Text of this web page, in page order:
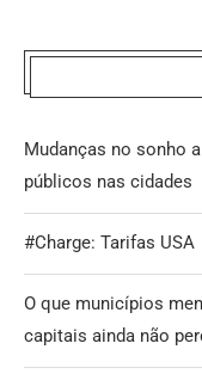
Mudanças no sonho
públicos nas cidades
#Charge: Tarifas USA
O que municípios
capitais ainda não